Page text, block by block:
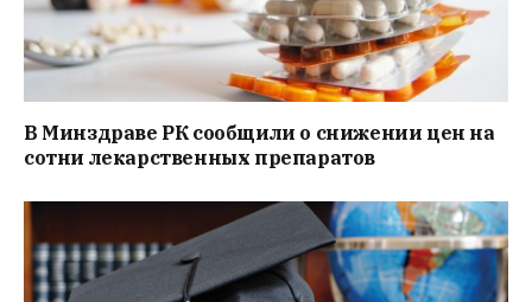
В Минздраве РК сообщили о снижении цен на
сотни лекарственных препаратов